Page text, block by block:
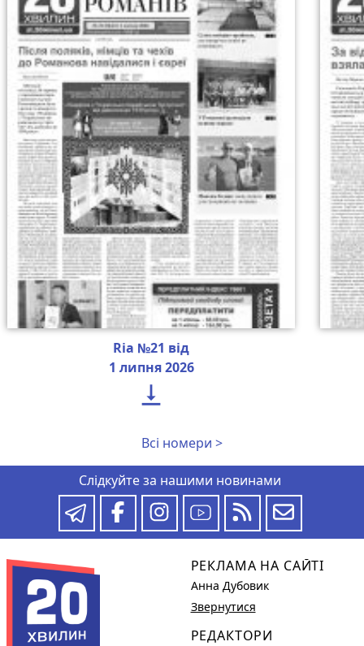
Ria №21 від
1 липня 2026

Всі номери >
Слідкуйте за нашими новинами
РЕКЛАМА НА САЙТІ
Анна Дубовик
Звернутися
РЕДАКТОРИ